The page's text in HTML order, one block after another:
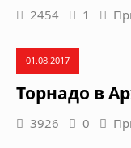
2454 1
01.08.2017
Торнадо в
3926 0